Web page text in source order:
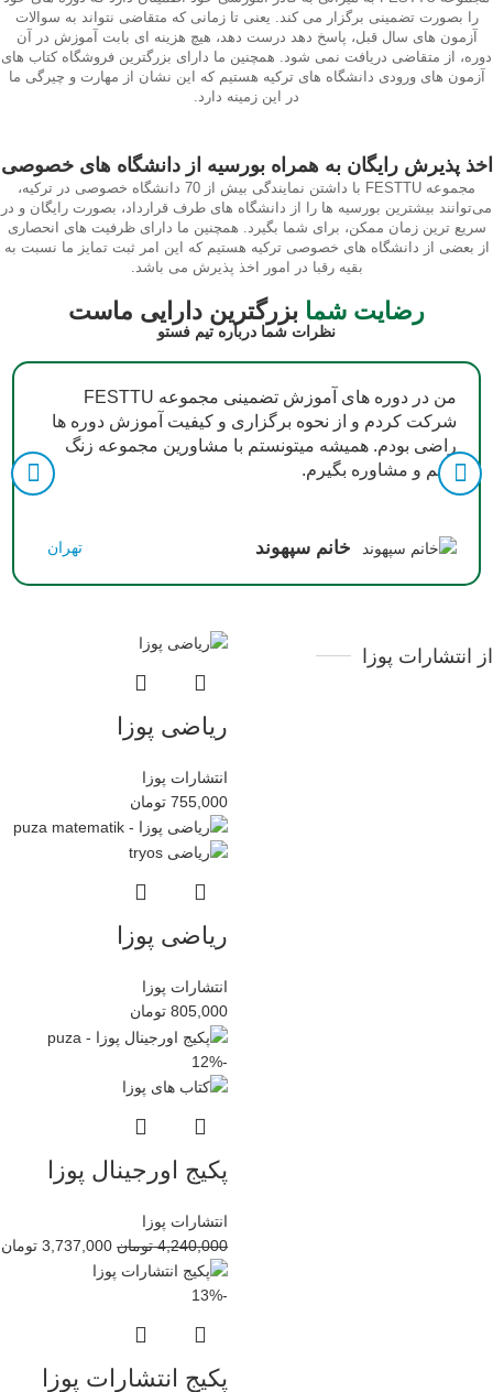
را بصورت تضمینی برگزار می کند. یعنی تا زمانی که متقاضی نتواند به سوالات
آزمون های سال قبل، پاسخ دهد درست دهد، هیچ هزینه ای بابت آموزش در آن
دوره، از متقاضی دریافت نمی شود. همچنین ما دارای بزرگترین فروشگاه کتاب های
آزمون های ورودی دانشگاه های ترکیه هستیم که این نشان از مهارت و چیرگی ما
در این زمینه دارد.
اخذ پذیرش رایگان به همراه بورسیه از دانشگاه های خصوصی
مجموعه FESTTU با داشتن نمایندگی بیش از 70 دانشگاه خصوصی در ترکیه،
می‌توانند بیشترین بورسیه ها را از دانشگاه های طرف قرارداد، بصورت رایگان و در
سریع ترین زمان ممکن، برای شما بگیرد. همچنین ما دارای ظرفیت های انحصاری
از بعضی از دانشگاه های خصوصی ترکیه هستیم که این امر ثبت تمایز ما نسبت به
بقیه رقبا در امور اخذ پذیرش می باشد.
رضایت شما بزرگترین دارایی ماست
نظرات شما درباره تیم فستو
من در دوره های آموزش تضمینی مجموعه FESTTU
شرکت کردم و از نحوه برگزاری و کیفیت آموزش دوره ها
راضی بودم. همیشه میتونستم با مشاورین مجموعه زنگ
بزنم و مشاوره بگیرم.
خانم سپهوند تهران
از انتشارات پوزا
ریاضی پوزا
انتشارات پوزا
755,000 تومان
ریاضی پوزا
انتشارات پوزا
805,000 تومان
-12%
پکیج اورجینال پوزا
انتشارات پوزا
4,240,000 تومان 3,737,000 تومان
-13%
پکیج انتشارات پوزا